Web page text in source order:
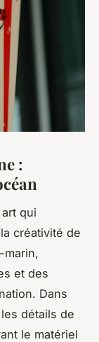
:
qui
créativité de
marin,
et des
Dans
détails de
le matériel